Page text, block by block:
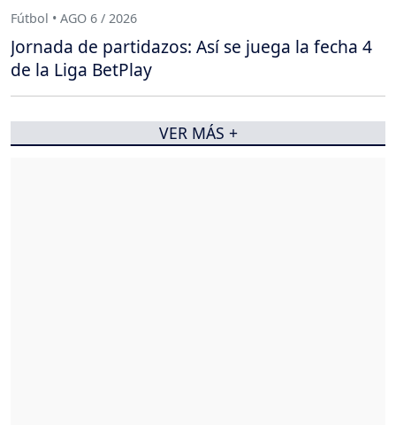
Fútbol • AGO 6 / 2026
Jornada de partidazos: Así se juega la fecha 4
de la Liga BetPlay
VER MÁS +